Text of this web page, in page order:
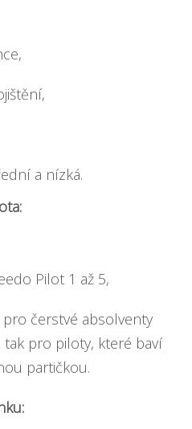
a nízká.
Pilot 1 až 5,
čerstvé absolventy
pro piloty, které baví
partičkou.